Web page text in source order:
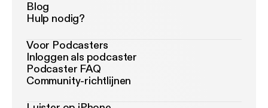
Blog
Hulp nodig?
Voor Podcasters
Inloggen als podcaster
Podcaster FAQ
Community-richtlijnen